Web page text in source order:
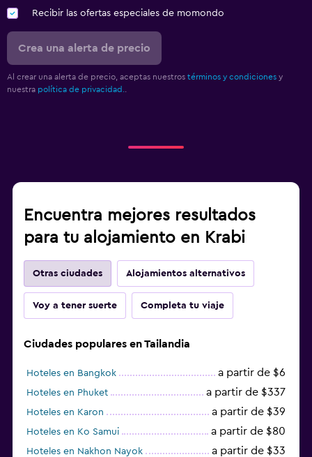
Recibir las ofertas especiales de momondo
Crea una alerta de precio
Al crear una alerta de precio, aceptas nuestros términos y condiciones y
nuestra política de privacidad.
Encuentra mejores resultados
para tu alojamiento en Krabi
Otras ciudades Alojamientos alternativos
Voy a tener suerte Completa tu viaje
Ciudades populares en Tailandia
Hoteles en Bangkok a partir de $6
Hoteles en Phuket a partir de $337
Hoteles en Karon a partir de $39
Hoteles en Ko Samui a partir de $80
Hoteles en Nakhon Nayok a partir de $33